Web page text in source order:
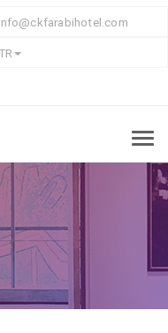
TR